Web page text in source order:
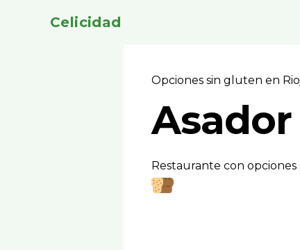
Celicidad
Opciones sin gluten en
Restaurante con